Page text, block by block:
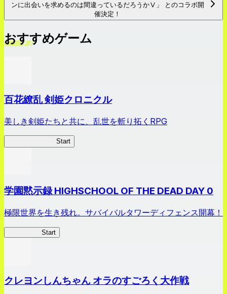
ンに出会いを求めるのは間違っているだろうかⅤ」 とのコラボ開
催決定！
おすすめゲーム
百花繚乱 剣姫クロニクル
美しき剣姫たちと共に、乱世を斬り拓くRPG
Start
学園黙示録 HIGHSCHOOL OF THE DEAD DAY 0
極限世界を生き残れ。サバイバルタワーディフェンス開幕！
Start
クレヨンしんちゃん オラのすごろく大作戦